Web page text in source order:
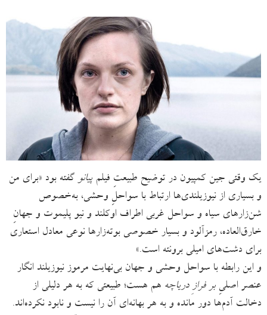
یک وقتی جین کمپیون در توضیح طبیعتِ فیلم پیانو گفته بود «برای من
و بسیاری از نیوزیلندی‌ها ارتباط با سواحلِ وحشی، به‌خصوص
شن‌زارهای سیاه و سواحل غربی اطراف اوکلند و نیو پلیموت و جهانِ
خارق‌العاده، رمزآلود و بسیار خصوصی بوته‌زارها نوعی معادل استعاری
برای دشت‌های امیلی برونته است.»
و این رابطه با سواحل وحشی و جهان بی‌نهایت مرموز نیوزیلند انگار
عنصر اصلیِبر فرازِ دریاچه هم هست؛ طبیعتی که به هر دلیلی از
دخالت آدم‌ها دور مانده و به هر بهانه‌ای آن را نیست و نابود نکرده‌اند.